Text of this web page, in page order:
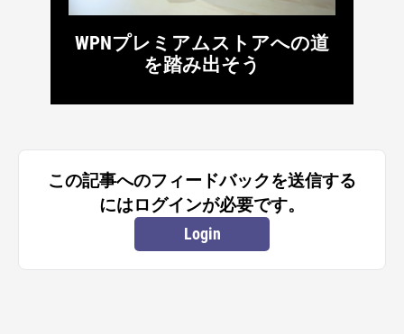
WPNプレミアムストアへの道
を踏み出そう
この記事へのフィードバックを送信する
にはログインが必要です。
Login